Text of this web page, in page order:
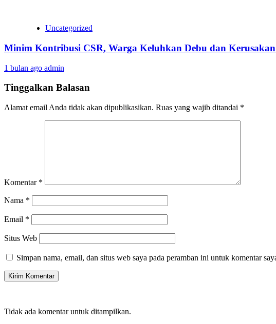
Uncategorized
Minim Kontribusi CSR, Warga Keluhkan Debu dan
1 bulan ago admin
Tinggalkan Balasan
Alamat email Anda tidak akan dipublikasikan. Ruas yang wajib ditandai *
Komentar *
Nama *
Email *
Situs Web
Simpan nama, email, dan situs web saya pada peramban ini untuk komentar
Tidak ada komentar untuk ditampilkan.